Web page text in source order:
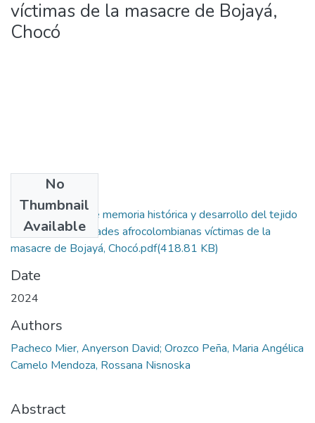
víctimas de la masacre de Bojayá,
Chocó
No
Thumbnail
Available
Reconstrucción de memoria histórica y desarrollo del tejido
social en comunidades afrocolombianas víctimas de la
masacre de Bojayá, Chocó.pdf(418.81 KB)
Date
2024
Authors
Pacheco Mier, Anyerson David; Orozco Peña, Maria Angélica
Camelo Mendoza, Rossana Nisnoska
Abstract